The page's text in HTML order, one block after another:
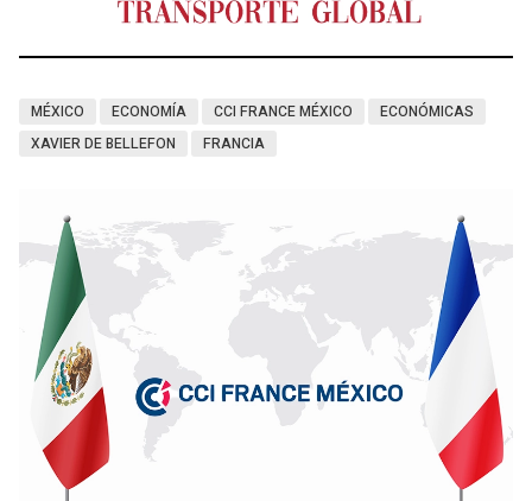
MÉXICO ECONOMÍA CCI FRANCE MÉXICO
ECONÓMICAS
XAVIER DE BELLEFON
FRANCIA